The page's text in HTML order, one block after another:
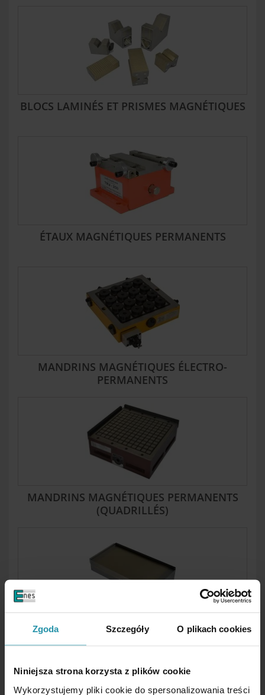
Zgoda Szczegóły O plikach cookies
Niniejsza strona korzysta z plików cookie
Wykorzystujemy pliki cookie do spersonalizowania treści
BLOCS LAMINÉS ET PRISMES MAGNÉTIQUES
ÉTAUX MAGNÉTIQUES PERMANENTS
MANDRINS MAGNÉTIQUES ÉLECTRO-
PERMANENTS
MANDRINS MAGNÉTIQUES PERMANENTS
(QUADRILLÉS)
MANDRINS MAGNÉTIQUES PERMANENTS